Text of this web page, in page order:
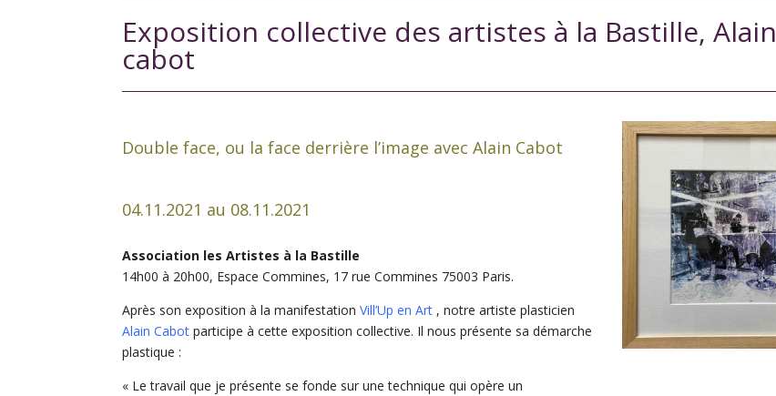
Exposition collective des artistes à la Bastille, Alain
cabot
Double face, ou la face derrière l’image avec Alain Cabot
04.11.2021 au 08.11.2021
Association les Artistes à la Bastille
14h00 à 20h00, Espace Commines, 17 rue Commines 75003 Paris.
Après son exposition à la manifestationVill’Up en Art , notre artiste plasticien
Alain Cabot participe à cette exposition collective. Il nous présente sa démarche
plastique :
« Le travail que je présente se fonde sur une technique qui opère un